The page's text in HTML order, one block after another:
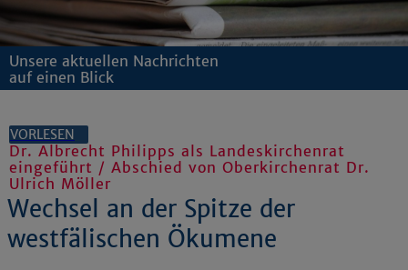
Unsere aktuellen Nachrichten
auf einen Blick
VORLESEN
Dr. Albrecht Philipps als Landeskirchenrat
eingeführt / Abschied von Oberkirchenrat Dr.
Ulrich Möller
Wechsel an der Spitze der
westfälischen Ökumene